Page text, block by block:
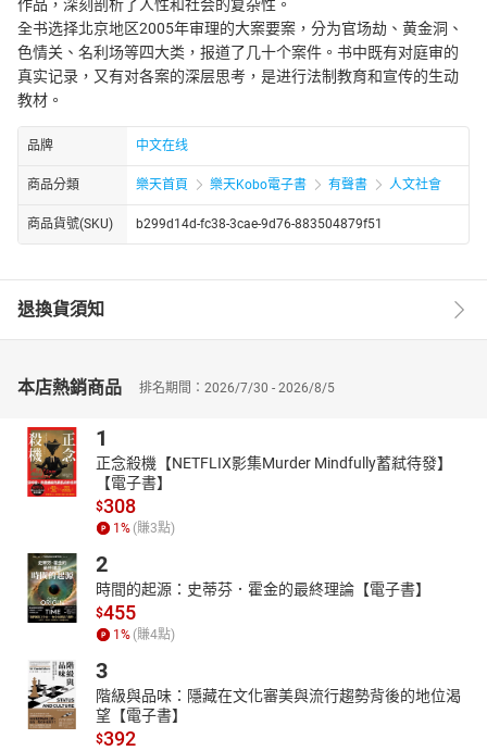
作品，深刻剖析了人性和社会的复杂性。
全书选择北京地区2005年审理的大案要案，分为官场劫、黄金洞、
色情关、名利场等四大类，报道了几十个案件。书中既有对庭审的
真实记录，又有对各案的深层思考，是进行法制教育和宣传的生动
教材。
品牌 中文在线
商品分類 樂天首頁 樂天Kobo電子書 有聲書 人文社會
商品貨號(SKU) b299d14d-fc38-3cae-9d76-883504879f51
退換貨須知
本店熱銷商品 排名期間：2026/7/30 - 2026/8/5
1
正念殺機【NETFLIX影集Murder Mindfully蓄弒待發】
【電子書】
$308
1% (賺3點)
2
時間的起源：史蒂芬．霍金的最終理論【電子書】
$455
1% (賺4點)
3
階級與品味：隱藏在文化審美與流行趨勢背後的地位渴
望【電子書】
$392